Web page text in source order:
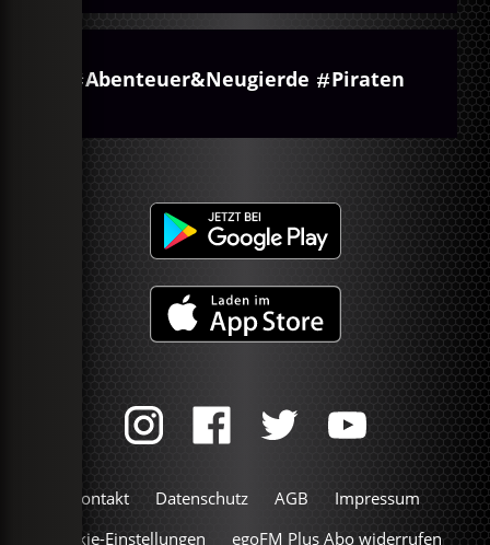
Abenteuer&Neugierde Piraten
Kontakt Datenschutz AGB
Impressum
Cookie-Einstellungen
egoFM Plus Abo widerrufen